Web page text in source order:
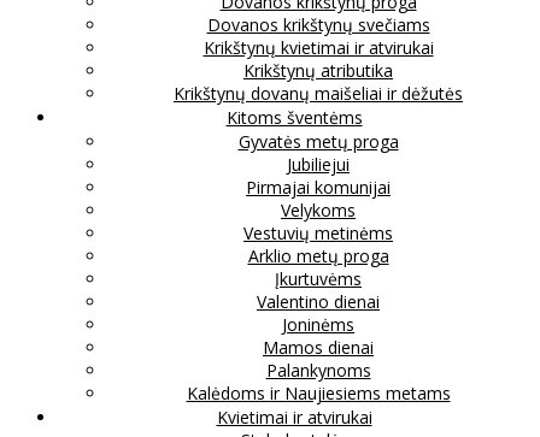
Dovanos krikštynų svečiams
Krikštynų kvietimai ir atvirukai
Krikštynų atributika
Krikštynų dovanų maišeliai ir dėžutės
Kitoms šventėms
Gyvatės metų proga
Jubiliejui
Pirmajai komunijai
Velykoms
Vestuvių metinėms
Arklio metų proga
Įkurtuvėms
Valentino dienai
Joninėms
Mamos dienai
Palankynoms
Kalėdoms ir Naujiesiems metams
Kvietimai ir atvirukai